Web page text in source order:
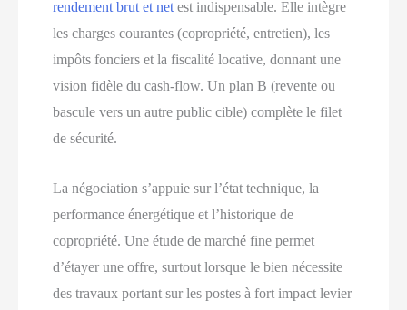
rendement brut et net est indispensable. Elle intègre
les charges courantes (copropriété, entretien), les
impôts fonciers et la fiscalité locative, donnant une
vision fidèle du cash-flow. Un plan B (revente ou
bascule vers un autre public cible) complète le filet
de sécurité.
La négociation s’appuie sur l’état technique, la
performance énergétique et l’historique de
copropriété. Une étude de marché fine permet
d’étayer une offre, surtout lorsque le bien nécessite
des travaux portant sur les postes à fort impact levier